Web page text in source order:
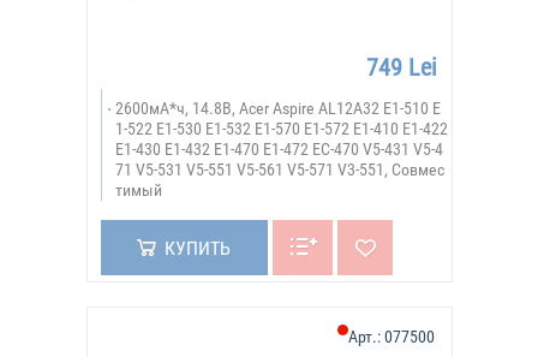
749 Lei
2600мА*ч, 14.8В, Acer Aspire AL12A32 E1-510 E
1-522 E1-530 E1-532 E1-570 E1-572 E1-410 E1-422
E1-430 E1-432 E1-470 E1-472 EC-470 V5-431 V5-4
71 V5-531 V5-551 V5-561 V5-571 V3-551, Совмес
тимый
КУПИТЬ
Арт.:077500